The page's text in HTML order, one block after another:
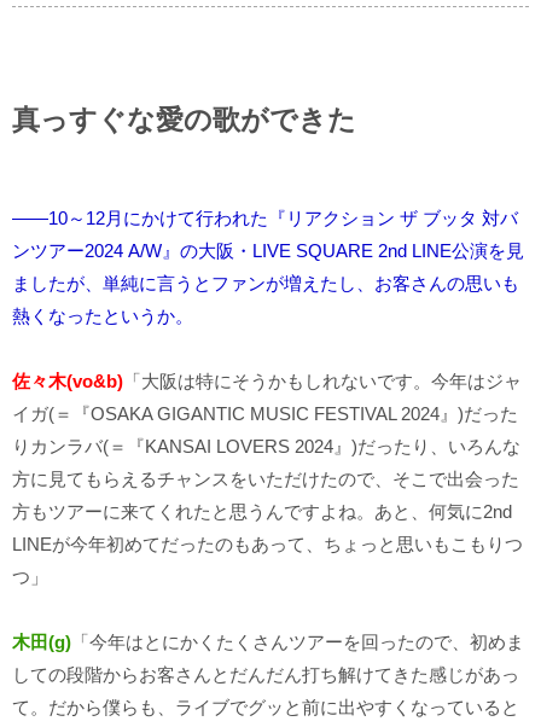
真っすぐな愛の歌ができた
――10～12月にかけて行われた『リアクション ザ ブッタ 対バ
ンツアー2024 A/W』の大阪・LIVE SQUARE 2nd LINE公演を見
ましたが、単純に言うとファンが増えたし、お客さんの思いも
熱くなったというか。
佐々木(vo&b) 「大阪は特にそうかもしれないです。今年はジャ
イガ(＝『OSAKA GIGANTIC MUSIC FESTIVAL 2024』)だった
りカンラバ(＝『KANSAI LOVERS 2024』)だったり、いろんな
方に見てもらえるチャンスをいただけたので、そこで出会った
方もツアーに来てくれたと思うんですよね。あと、何気に2nd
LINEが今年初めてだったのもあって、ちょっと思いもこもりつ
つ」
木田(g) 「今年はとにかくたくさんツアーを回ったので、初めま
しての段階からお客さんとだんだん打ち解けてきた感じがあっ
て。だから僕らも、ライブでグッと前に出やすくなっていると